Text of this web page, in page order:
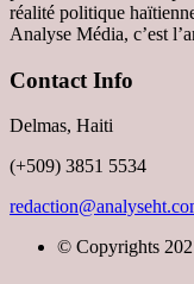
réalité politique
Analyse Média, c’est
Contact Info
Delmas, Haiti
(+509) 3851 5534
© Copyrights